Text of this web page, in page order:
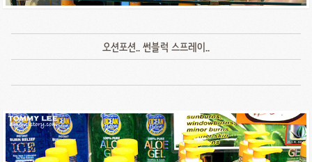
오션포션.. 썬블럭 스프레이..